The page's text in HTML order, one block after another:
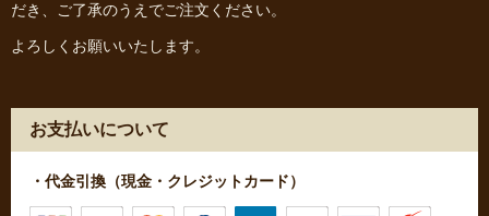
だき、ご了承のうえでご注文ください。
よろしくお願いいたします。
お支払いについて
・代金引換（現金・クレジットカード）